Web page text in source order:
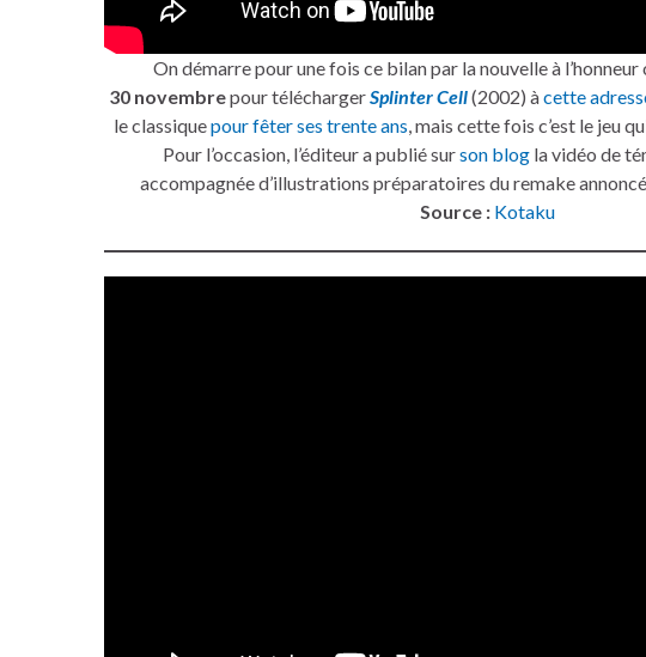
On démarre pour une fois ce bilan par la nouvelle à l’honneur
30 novembrepour téléchargerSplinter Cell(2002) àcette
le classiquepour fêter ses trente ans , mais cette fois c’est le jeu
Pour l’occasion, l’éditeur a publié surson blog la vidéo de
accompagnée d’illustrations préparatoires du remake annoncé
Source : Kotaku